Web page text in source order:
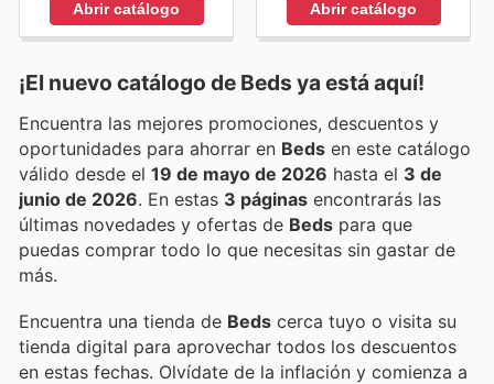
Abrir catálogo Abrir catálogo
¡El nuevo catálogo de Beds ya está aquí!
Encuentra las mejores promociones, descuentos y
oportunidades para ahorrar en Beds en este catálogo
válido desde el 19 de mayo de 2026 hasta el 3 de
junio de 2026 . En estas 3 páginas encontrarás las
últimas novedades y ofertas de Beds para que
puedas comprar todo lo que necesitas sin gastar de
más.
Encuentra una tienda de Beds cerca tuyo o visita su
tienda digital para aprovechar todos los descuentos
en estas fechas. Olvídate de la inflación y comienza a